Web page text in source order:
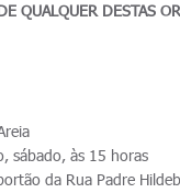
QUALQUER DESTAS
sábado, às 15 horas
da Rua Padre